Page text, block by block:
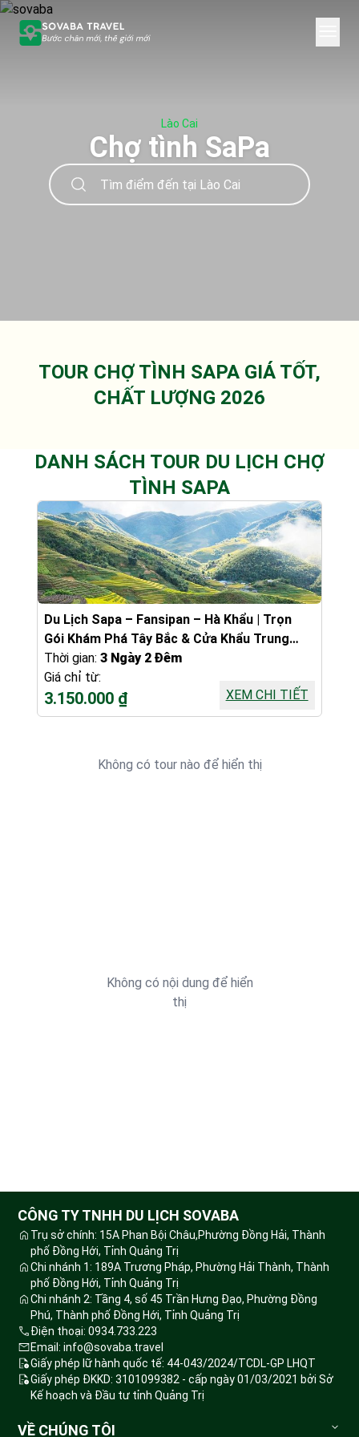
Lào Cai
Chợ tình SaPa
TOUR CHỢ TÌNH SAPA GIÁ TỐT,
CHẤT LƯỢNG 2026
DANH SÁCH TOUR DU LỊCH CHỢ
TÌNH SAPA
Du Lịch Sapa – Fansipan – Hà Khẩu | Trọn
Gói Khám Phá Tây Bắc & Cửa Khẩu Trung
Quốc
Thời gian:3 Ngày 2 Đêm
Giá chỉ từ:
3.150.000 ₫ XEM CHI TIẾT
Không có tour nào để hiển thị
Không có nội dung để hiển
thị
CÔNG TY TNHH DU LỊCH SOVABA
Trụ sở chính: 15A Phan Bội Châu,Phường Đồng Hải, Thành
phố Đồng Hới, Tỉnh Quảng Trị
Chi nhánh 1: 189A Trương Pháp, Phường Hải Thành, Thành
phố Đồng Hới, Tỉnh Quảng Trị
Chi nhánh 2: Tầng 4, số 45 Trần Hưng Đạo, Phường Đồng
Phú, Thành phố Đồng Hới, Tỉnh Quảng Trị
Điện thoại: 0934.733.223
Email: info@sovaba.travel
Giấy phép lữ hành quốc tế: 44-043/2024/TCDL-GP LHQT
Giấy phép ĐKKD: 3101099382 - cấp ngày 01/03/2021 bởi Sở
Kế hoạch và Đầu tư tỉnh Quảng Trị
VỀ CHÚNG TÔI